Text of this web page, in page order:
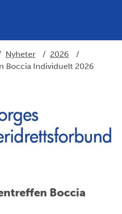
Nyheter / 2026
/
Boccia Individuelt 2026
Boccia